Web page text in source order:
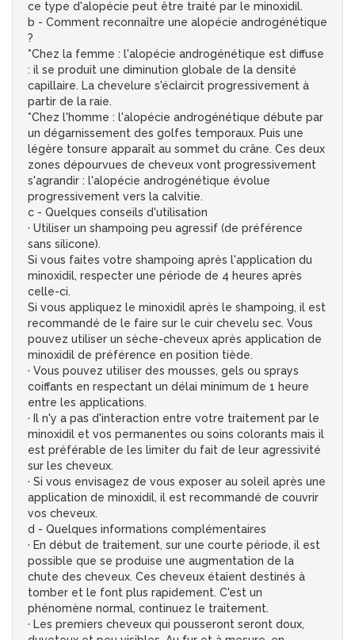
ce type d'alopécie peut être traité par le minoxidil.
b - Comment reconnaître une alopécie androgénétique
?
*Chez la femme : l'alopécie androgénétique est diffuse
: il se produit une diminution globale de la densité
capillaire. La chevelure s'éclaircit progressivement à
partir de la raie.
*Chez l'homme : l'alopécie androgénétique débute par
un dégarnissement des golfes temporaux. Puis une
légère tonsure apparaît au sommet du crâne. Ces deux
zones dépourvues de cheveux vont progressivement
s'agrandir : l'alopécie androgénétique évolue
progressivement vers la calvitie.
c - Quelques conseils d'utilisation
· Utiliser un shampoing peu agressif (de préférence
sans silicone).
Si vous faites votre shampoing après l'application du
minoxidil, respecter une période de 4 heures après
celle-ci.
Si vous appliquez le minoxidil après le shampoing, il est
recommandé de le faire sur le cuir chevelu sec. Vous
pouvez utiliser un sèche-cheveux après application de
minoxidil de préférence en position tiède.
· Vous pouvez utiliser des mousses, gels ou sprays
coiffants en respectant un délai minimum de 1 heure
entre les applications.
· Il n'y a pas d'interaction entre votre traitement par le
minoxidil et vos permanentes ou soins colorants mais il
est préférable de les limiter du fait de leur agressivité
sur les cheveux.
· Si vous envisagez de vous exposer au soleil après une
application de minoxidil, il est recommandé de couvrir
vos cheveux.
d - Quelques informations complémentaires
· En début de traitement, sur une courte période, il est
possible que se produise une augmentation de la
chute des cheveux. Ces cheveux étaient destinés à
tomber et le font plus rapidement. C'est un
phénomène normal, continuez le traitement.
· Les premiers cheveux qui pousseront seront doux,